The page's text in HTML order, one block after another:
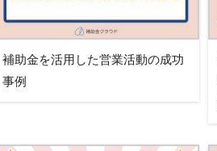
補助金を活用した営業活動の成功
事例